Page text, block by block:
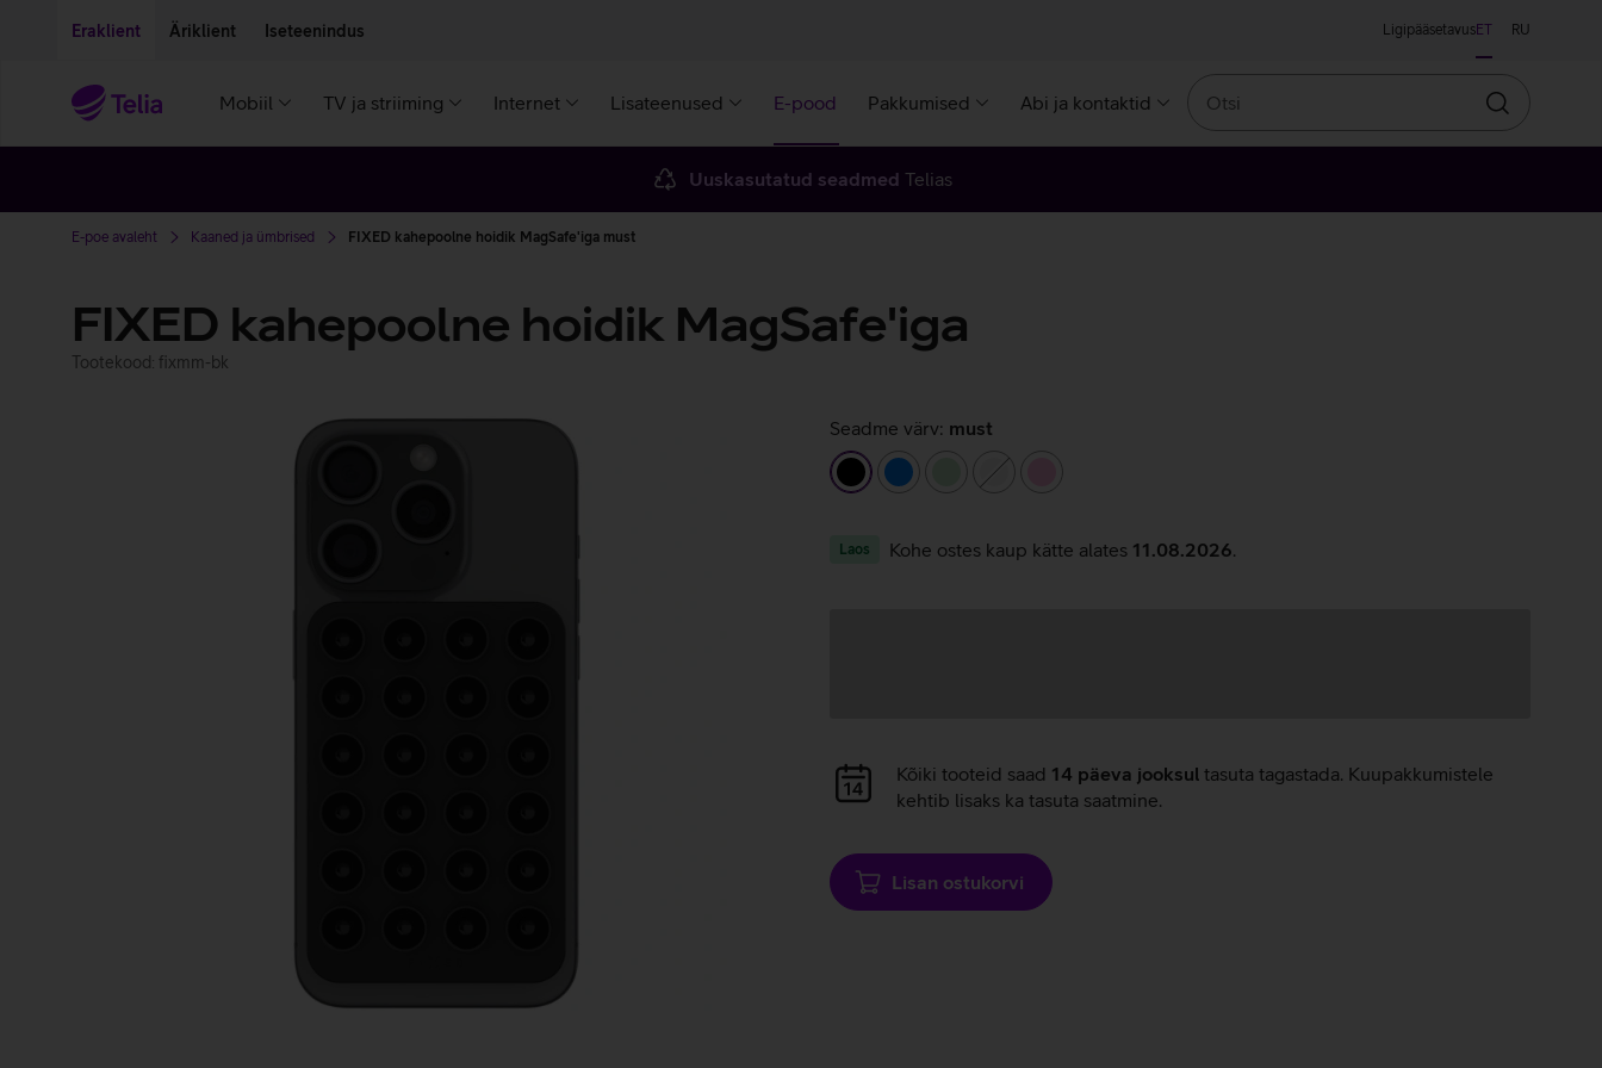
Eraklient Äriklient Iseteenindus LigipääsetavusET RU
Mobiil TV ja striiming Internet Lisateenused E-pood Pakkumised Abi ja kontaktid
Otsin
Uuskasutatud seadmed Telias
E-poe avaleht Kaaned ja ümbrised FIXED kahepoolne hoidik MagSafe'iga must
FIXED kahepoolne hoidik MagSafe'iga
Tootekood: fixmm-bk
Seadme värv: must
must
sinine heleroheline
valge
Laos Kohe ostes kaup kätte alates 11.08.2026
Andmete
laadimine
Kõiki tooteid saad 14 päeva jooksul tasuta tagastada. Kuupakkumistele
kehtib lisaks ka tasuta saatmine.
Lisan ostukorvi